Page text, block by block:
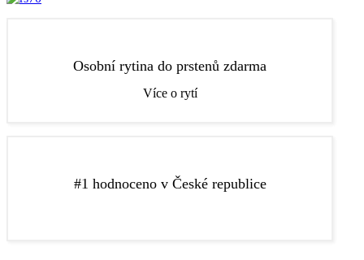
Osobní rytina do prstenů zdarma
kterému budou vaše prsteny ještě speciálnější.
Více o rytí
#1 hodnoceno v České republice
výběr snubních a zásnubních prstenů v České republice